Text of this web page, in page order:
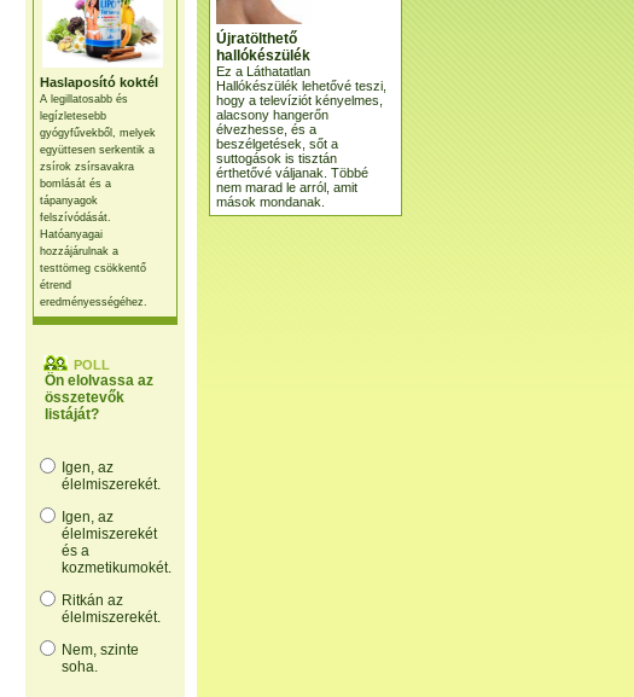
Haslaposító koktél
A legillatosabb és
legízletesebb
gyógyfűvekből, melyek
együttesen serkentik a
zsírok zsírsavakra
bomlását és a
tápanyagok
felszívódását.
Hatóanyagai
hozzájárulnak a
testtömeg csökkentő
étrend
eredményességéhez.
POLL
Ön elolvassa az
összetevők
listáját?
Igen, az
élelmiszerekét.
Igen, az
élelmiszerekét
és a
kozmetikumokét.
Ritkán az
élelmiszerekét.
Nem, szinte
soha.
Újratölthető
hallókészülék
Ez a Láthatatlan
Hallókészülék lehetővé teszi,
hogy a televíziót kényelmes,
alacsony hangerőn
élvezhesse, és a
beszélgetések, sőt a
suttogások is tisztán
érthetővé váljanak. Többé
nem marad le arról, amit
mások mondanak.